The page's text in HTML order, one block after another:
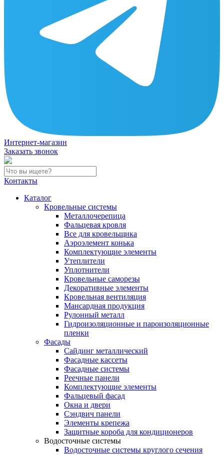
Интернет-магазин
Заказать звонок
Контакты
Каталог
Кровельные системы
Металлочерепица
Фальцевая кровля
Все для кровельщика
Аэроэлемент конька
Комплектующие элементы
Утеплители
Уплотнители
Кровельные саморезы
Декоративные элементы
Кровельная вентиляция
Мансардная продукция
Рулонный металл
Гидроизоляционные и пароизоляционные
пленки
Фасады
Сайдинг металлический
Фасадные кассеты
Фасадные системы
Реечные панели
Комплектующие элементы
Фальцевый фасад
Окна и двери
Сэндвич панели
Элементы крепежа
Защитные короба для кондиционеров
Водосточные системы
Водосточные системы круглого сечения